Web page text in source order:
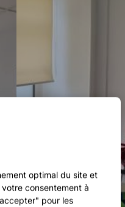
optimal du site et
consentement à
pour les